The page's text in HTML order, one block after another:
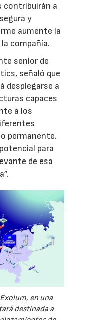
contribuirán a
y
aumente la
compañía.
senior de
señaló que
desplegarse a
capaces
a los
permanente.
para
de esa
en una
destinada a